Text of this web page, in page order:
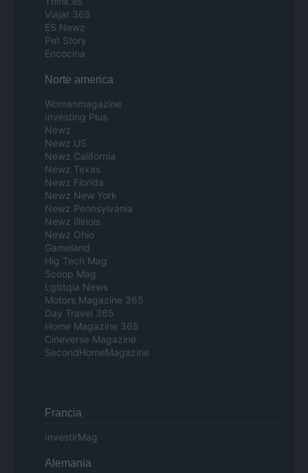
Viajar 365
ES Newz
Pet Story
Encocina
Norte america
Womanmagazine
Investing Plus
Newz
Newz US
Newz California
Newz Texas
Newz Florida
Newz New York
Newz Pennsylvania
Newz Illinois
Newz Ohio
Gameland
Hig Tech Mag
Scoop Mag
Lgbtqia News
Motors Magazine 365
Day Travel 365
Home Magazine 365
Cineverse Magazine
SecondHomeMagazine
Francia
InvestirMag
Alemania